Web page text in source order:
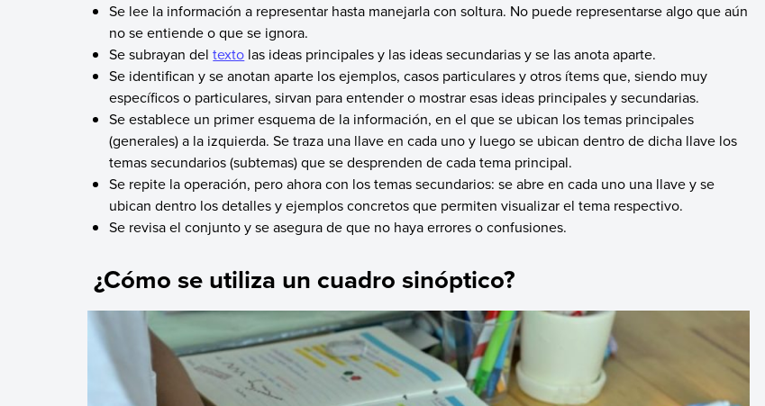
Se lee la información a representar hasta manejarla con soltura. No puede representarse algo que aún
no se entiende o que se ignora.
Se subrayan deltexto las ideas principales y las ideas secundarias y se las anota aparte.
Se identifican y se anotan aparte los ejemplos, casos particulares y otros ítems que, siendo muy
específicos o particulares, sirvan para entender o mostrar esas ideas principales y secundarias.
Se establece un primer esquema de la información, en el que se ubican los temas principales
(generales) a la izquierda. Se traza una llave en cada uno y luego se ubican dentro de dicha llave los
temas secundarios (subtemas) que se desprenden de cada tema principal.
Se repite la operación, pero ahora con los temas secundarios: se abre en cada uno una llave y se
ubican dentro los detalles y ejemplos concretos que permiten visualizar el tema respectivo.
Se revisa el conjunto y se asegura de que no haya errores o confusiones.
¿Cómo se utiliza un cuadro sinóptico?